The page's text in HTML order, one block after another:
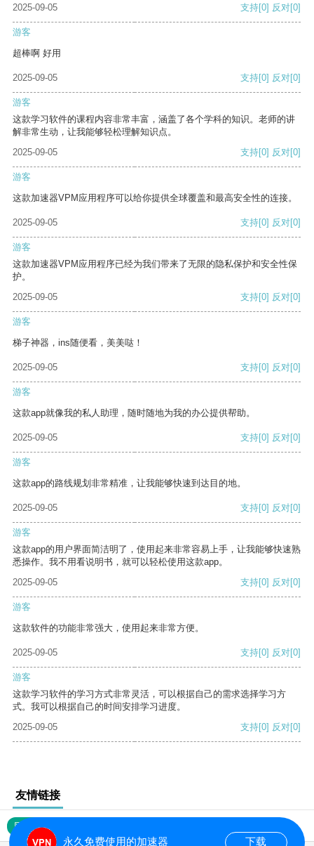
2025-09-05
支持[0] 反对[0]
游客
超棒啊 好用
2025-09-05 支持[0] 反对[0]
游客
这款学习软件的课程内容非常丰富，涵盖了各个学科的知识。老师的讲
解非常生动，让我能够轻松理解知识点。
2025-09-05
支持[0] 反对[0]
游客
这款加速器VPM应用程序可以给你提供全球覆盖和最高安全性的连接。
2025-09-05 支持[0] 反对[0]
游客
这款加速器VPM应用程序已经为我们带来了无限的隐私保护和安全性保
护。
2025-09-05
支持[0] 反对[0]
游客
梯子神器，ins随便看，美美哒！
2025-09-05 支持[0] 反对[0]
游客
这款app就像我的私人助理，随时随地为我的办公提供帮助。
2025-09-05 支持[0] 反对[0]
游客
这款app的路线规划非常精准，让我能够快速到达目的地。
2025-09-05 支持[0] 反对[0]
游客
这款app的用户界面简洁明了，使用起来非常容易上手，让我能够快速熟
悉操作。我不用看说明书，就可以轻松使用这款app。
2025-09-05
支持[0] 反对[0]
游客
这款软件的功能非常强大，使用起来非常方便。
2025-09-05 支持[0] 反对[0]
游客
这款学习软件的学习方式非常灵活，可以根据自己的需求选择学习方
式。我可以根据自己的时间安排学习进度。
2025-09-05
支持[0] 反对[0]
友情链接
网站地图
永久免费使用的加速器 下载